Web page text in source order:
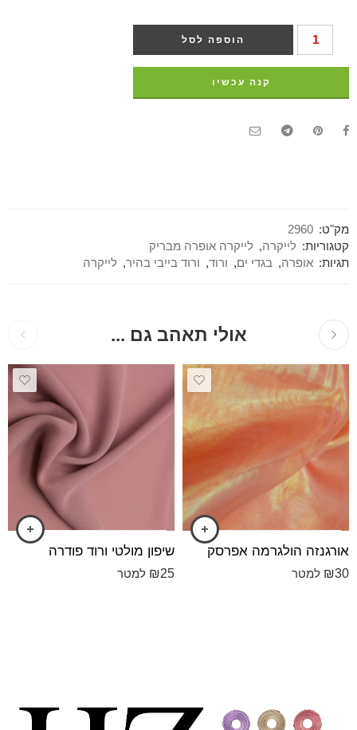
הוספה לסל
קנה עכשיו
מק"ט: 2960
קטגוריות: לייקרה, לייקרה אופרה מבריק
תגיות: אופרה, בגדי ים, ורוד, ורוד בייבי בהיר, לייקרה
אולי תאהב גם ...
אורגנזה הולגרמה אפרסק
₪30 למטר
שיפון מולטי ורוד פודרה
₪25 למטר